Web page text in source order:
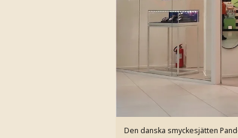
Den danska smyckesjätten